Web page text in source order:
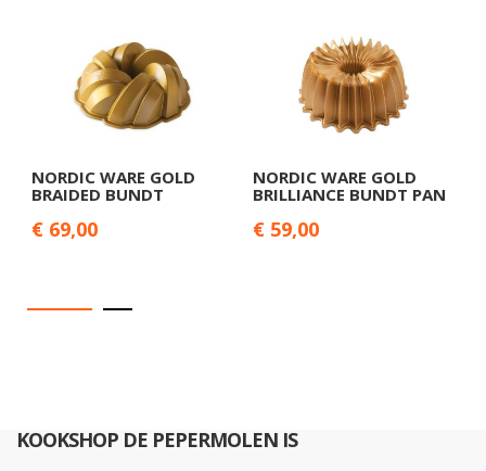
NORDIC WARE GOLD
BRAIDED BUNDT
€ 69,00
NORDIC WARE GOLD
BRILLIANCE BUNDT PAN
€ 59,00
KOOKSHOP DE PEPERMOLEN IS